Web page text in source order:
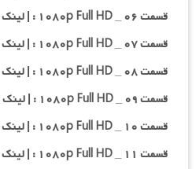
قسمت ۰۶ _ ۱۰۸۰p Full HD : | لینک مستقیم |
قسمت ۰۷ _ ۱۰۸۰p Full HD : | لینک مستقیم |
قسمت ۰۸ _ ۱۰۸۰p Full HD : | لینک مستقیم |
قسمت ۰۹ _ ۱۰۸۰p Full HD : | لینک مستقیم |
قسمت ۱۰ _ ۱۰۸۰p Full HD : | لینک مستقیم |
قسمت ۱۱ _ ۱۰۸۰p Full HD : | لینک مستقیم |